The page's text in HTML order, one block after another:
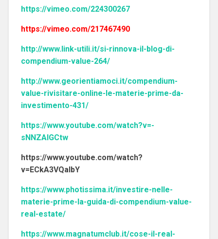
https://vimeo.com/224300267
https://vimeo.com/217467490
http://www.link-utili.it/si-rinnova-il-blog-di-
compendium-value-264/
http://www.georientiamoci.it/compendium-
value-rivisitare-online-le-materie-prime-da-
investimento-431/
https://www.youtube.com/watch?v=-
sNNZAlGCtw
https://www.youtube.com/watch?
v=ECkA3VQaIbY
https://www.photissima.it/investire-nelle-
materie-prime-la-guida-di-compendium-value-
real-estate/
https://www.magnatumclub.it/cose-il-real-